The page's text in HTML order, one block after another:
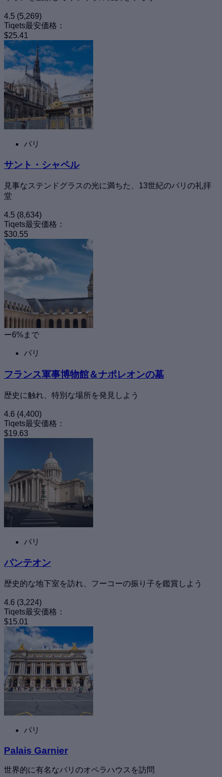
4.5 (5,269)
Tiqets最安価格：
$25.41
パリ
サント・シャペル
見事なステンドグラスの光に満ちた、13世紀のパリの礼拝
堂
4.5 (8,634)
Tiqets最安価格：
$30.55
ー6%まで
パリ
フランス軍事博物館＆ナポレオンの墓
歴史に触れ、特別な場所を発見しよう
4.6 (4,400)
Tiqets最安価格：
$19.63
パリ
パンテオン
歴史的な地下室を訪れ、フーコーの振り子を鑑賞しよう
4.6 (3,224)
Tiqets最安価格：
$15.01
パリ
Palais Garnier
世界的に有名なパリのオペラハウスを訪問